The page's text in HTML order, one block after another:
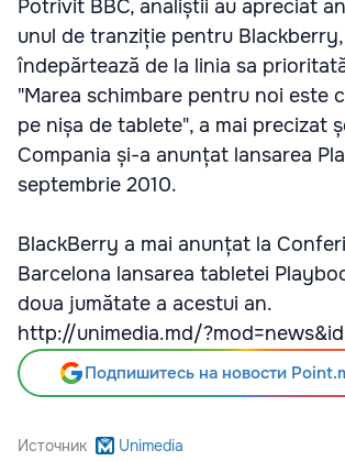
Potrivit BBC, analiștii au apreciat
unul de tranziție pentru
îndepărtează de la linia sa
"Marea schimbare pentru noi este
pe nișa de tablete", a mai precizat
Compania și-a anunțat lansarea
septembrie 2010.
BlackBerry a mai anunțat la
Barcelona lansarea tabletei
doua jumătate a acestui an.
http://unimedia.md/
Подпишитесь на новости
Источник Unimedia